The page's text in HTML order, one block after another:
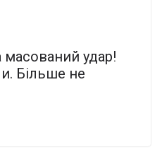
маcoваний удaр!
Більше не